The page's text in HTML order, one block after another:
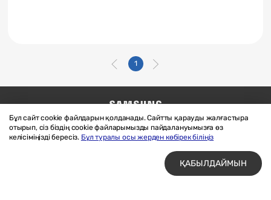
Бұл сайт cookie файлдарын қолданады. Сайтты қарауды жалғастыра
отырып, сіз біздің cookie файларымызды пайдалануымызға өз
келісіміңізді бересіз. Бұл туралы осы жерден көбірек біліңіз
ҚАБЫЛДАЙМЫН
1
Бізге жазыңыз
SAMSUNG.COM
Материалдарды пайдалану шарттары